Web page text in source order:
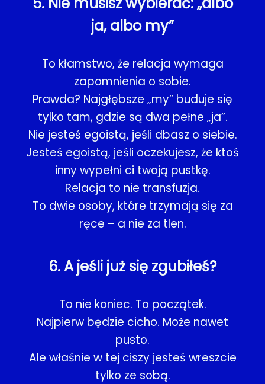
ja, albo my”
To kłamstwo, że relacja wymaga
zapomnienia o sobie.
Prawda? Najgłębsze „my” buduje się
tylko tam, gdzie są dwa pełne „ja”.
Nie jesteś egoistą, jeśli dbasz o siebie.
Jesteś egoistą, jeśli oczekujesz, że ktoś
inny wypełni ci twoją pustkę.
Relacja to nie transfuzja.
To dwie osoby, które trzymają się za
ręce – a nie za tlen.
6. A jeśli już się zgubiłeś?
To nie koniec. To początek.
Najpierw będzie cicho. Może nawet
pusto.
Ale właśnie w tej ciszy jesteś wreszcie
tylko ze sobą.